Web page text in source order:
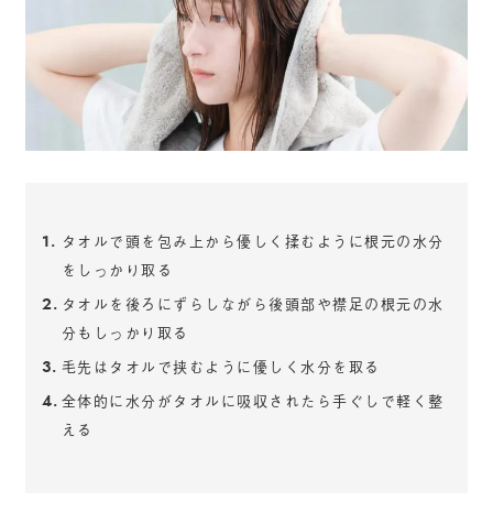
タオルで頭を包み上から優しく揉むように根元の水分
をしっかり取る
タオルを後ろにずらしながら後頭部や襟足の根元の水
分もしっかり取る
毛先はタオルで挟むように優しく水分を取る
全体的に水分がタオルに吸収されたら手ぐしで軽く整
える